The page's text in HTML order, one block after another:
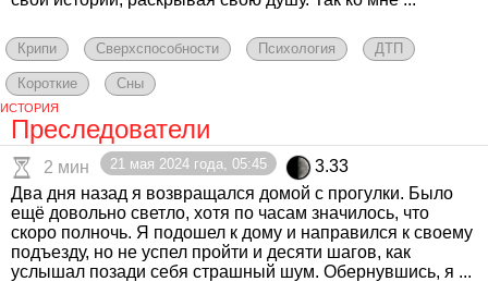
Крипи Сверхспособности Психология ДТП
Короткие Сны
ИСТОРИЯ
Преследователи
2 мин 21 мая 2024 года, 05:45
3.33
Два дня назад я возвращался домой с прогулки. Было
ещё довольно светло, хотя по часам значилось, что
скоро полночь. Я подошел к дому и направился к своему
подъезду, но не успел пройти и десяти шагов, как
услышал позади себя страшный шум. Обернувшись, я ...